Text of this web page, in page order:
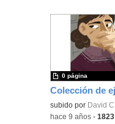
subido por David C.
0 página
-hace 9 años -1823